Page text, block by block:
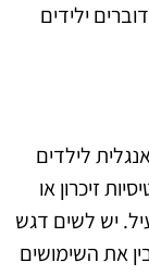
ילידים
לילדים
זיכרון או
יש לשים דגש
את השימושים